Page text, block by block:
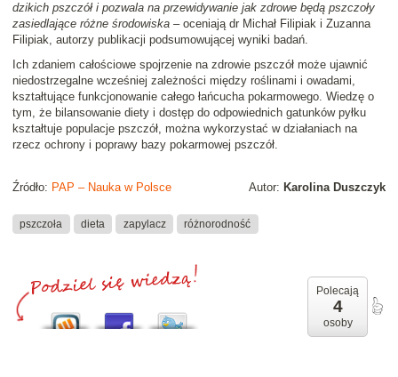
dzikich pszczół i pozwala na przewidywanie jak zdrowe będą pszczoły
zasiedlające różne środowiska – oceniają dr Michał Filipiak i Zuzanna
Filipiak, autorzy publikacji podsumowującej wyniki badań.
Ich zdaniem całościowe spojrzenie na zdrowie pszczół może ujawnić
niedostrzegalne wcześniej zależności między roślinami i owadami,
kształtujące funkcjonowanie całego łańcucha pokarmowego. Wiedzę o
tym, że bilansowanie diety i dostęp do odpowiednich gatunków pyłku
kształtuje populacje pszczół, można wykorzystać w działaniach na
rzecz ochrony i poprawy bazy pokarmowej pszczół.
Autor: Karolina Duszczyk
Źródło: PAP – Nauka w Polsce
pszczoła dieta zapylacz różnorodność
Polecają
4
osoby